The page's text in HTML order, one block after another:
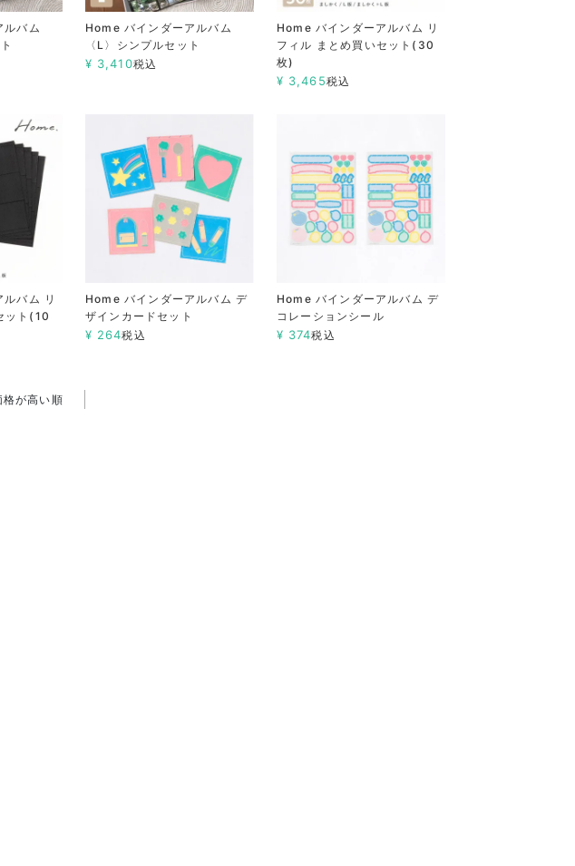
ルバム
Home バインダーアルバム
〈L〉シンプルセット
¥ 3,410税込
Home バインダーアルバム リ
フィル まとめ買いセット(30
枚)
¥ 3,465税込
バム リ
ット(10
Home バインダーアルバム デ
ザインカードセット
¥ 264税込
Home バインダーアルバム デ
コレーションシール
¥ 374税込
格が高い順